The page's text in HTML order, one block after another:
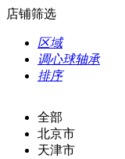
店铺筛选
区域
调心球轴承
排序
全部
北京市
天津市